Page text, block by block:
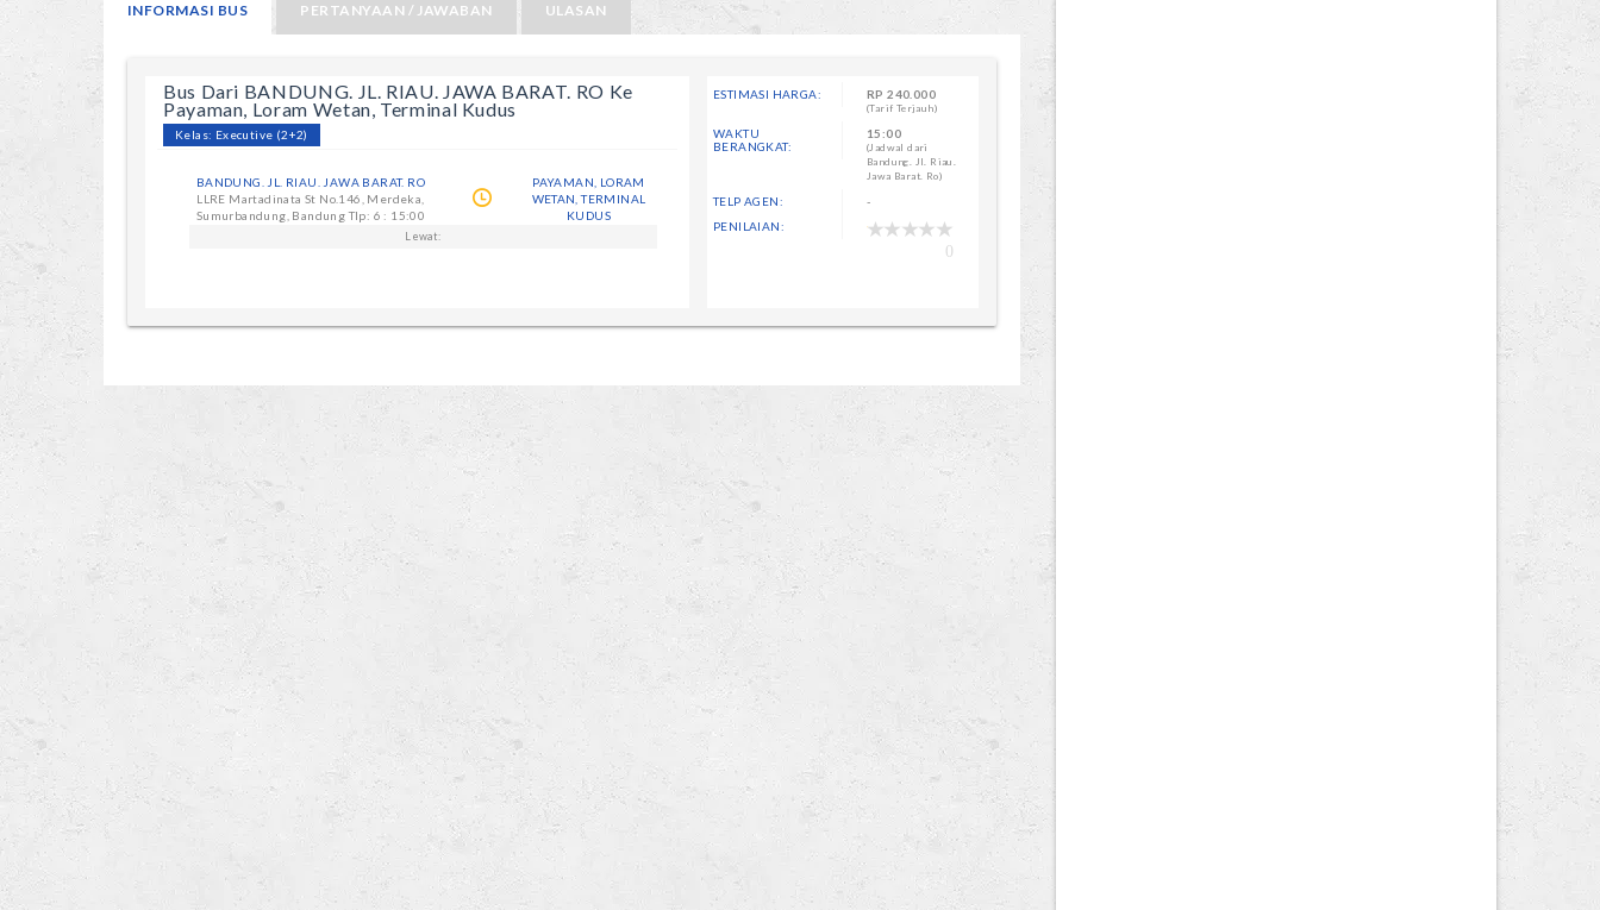
INFORMASI BUS PERTANYAAN / JAWABAN ULASAN
Bus Dari BANDUNG. JL. RIAU. JAWA BARAT. RO Ke
Payaman, Loram Wetan, Terminal Kudus
Kelas: Executive (2+2)
BANDUNG. JL. RIAU. JAWA BARAT. RO
LLRE Martadinata St No.146, Merdeka,
Sumurbandung, Bandung Tlp: 6 : 15:00
PAYAMAN, LORAM
WETAN, TERMINAL
KUDUS
Lewat:
ESTIMASI HARGA: RP240.000
(Tarif Terjauh)
WAKTU
BERANGKAT:
15:00
(Jadwal dari
Bandung. Jl. Riau.
Jawa Barat. Ro)
TELP AGEN:
-
PENILAIAN:
0